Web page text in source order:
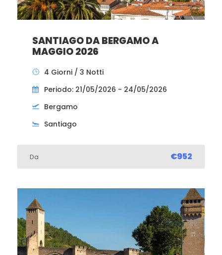
SANTIAGO DA BERGAMO A
MAGGIO 2026
4 Giorni / 3 Notti
Periodo: 21/05/2026 - 24/05/2026
Bergamo
Santiago
Da €952